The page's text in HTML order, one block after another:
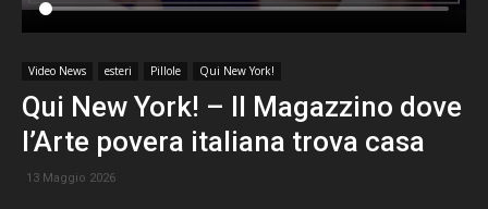
Video News esteri Pillole Qui New York!
Qui New York! – Il Magazzino dove
l’Arte povera italiana trova casa
13 Maggio 2026